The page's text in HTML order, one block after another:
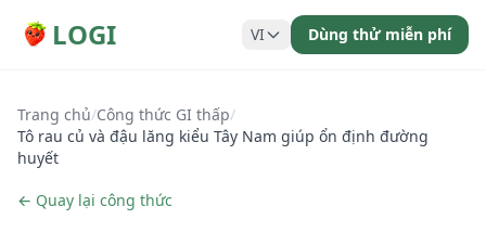
LOGI VI Dùng thử miễn phí
Trang chủ/Công thức GI thấp/
Tô rau củ và đậu lăng kiểu Tây Nam giúp ổn định đường
huyết
← Quay lại công thức